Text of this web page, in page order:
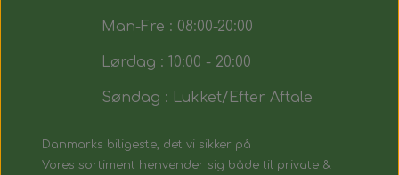
Man-Fre : 08:00-20:00
Lørdag : 10:00 - 20:00
Søndag : Lukket/Efter Aftale
Danmarks biligeste, det vi sikker på !
Vores sortiment henvender sig både til private &